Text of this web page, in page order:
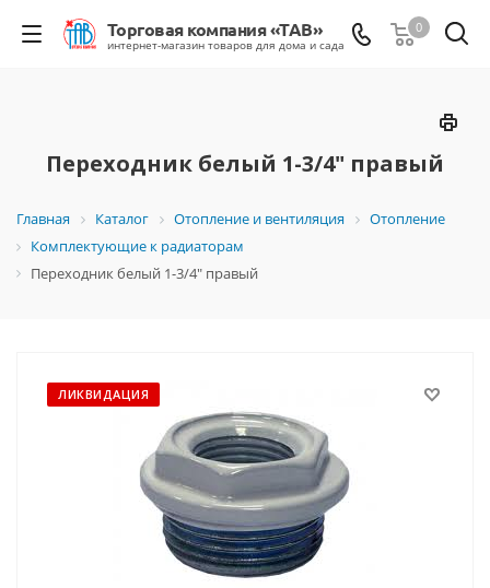
0
Переходник белый 1-3/4" правый
Главная Каталог Отопление и вентиляция
Отопление
Комплектующие к радиаторам
Переходник белый 1-3/4" правый
ЛИКВИДАЦИЯ